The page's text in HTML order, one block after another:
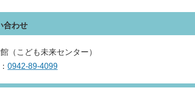
合わせ
（こども未来センター）
0942-89-4099